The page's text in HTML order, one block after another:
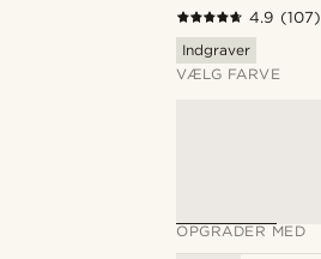
4.9 (107)
Indgraver
VÆLG FARVE
OPGRADER MED